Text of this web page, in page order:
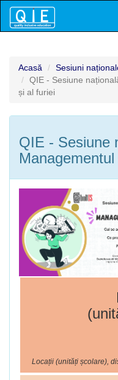
Acasă
Sesiuni
QIE - Sesiune
și al furiei
QIE - Sesiune
Locații (unități școlare),